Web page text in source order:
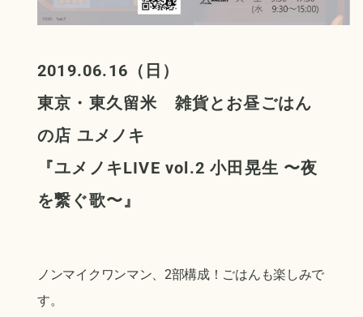
2019.06.16（日）
東京・東久留米 雑貨とお昼ごはん
の店 ユメノキ
『ユメノキLIVE vol.2 小田晃生 〜夜
を繋ぐ歌〜』
ノンマイクワンマン、2部構成！ごはんも楽しみで
す。